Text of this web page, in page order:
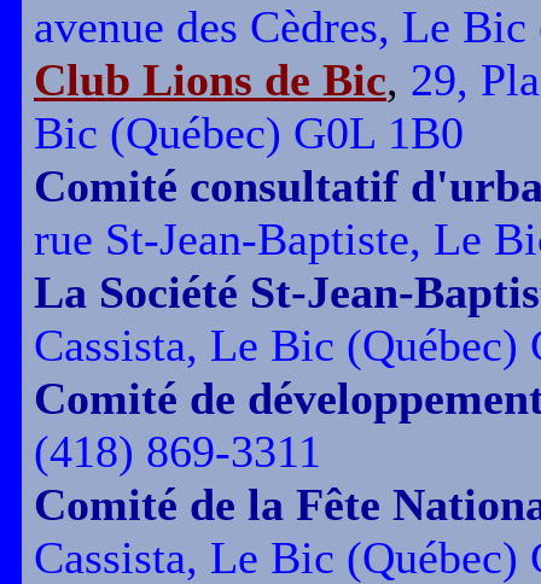
avenue des Cèdres, Le
Club Lions de Bic, 29,
Bic (Québec) G0L 1B0
Comité consultatif
rue St-Jean-Baptiste, Le
La Société St-Jean-
Cassista, Le Bic (Québec)
Comité de
(418) 869-3311
Comité de la Fête
Cassista, Le Bic (Québec)